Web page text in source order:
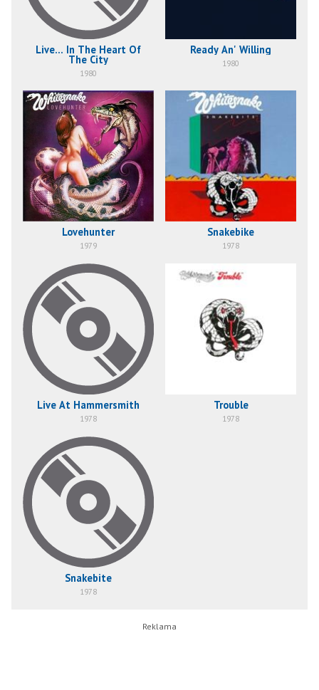
Live... In The Heart Of
The City
1980
Ready An' Willing
1980
Lovehunter
1979
Snakebike
1978
Live At Hammersmith
1978
Trouble
1978
Snakebite
1978